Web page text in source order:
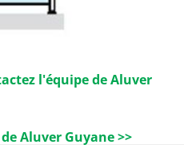
l'équipe de Aluver
de Aluver Guyane >>